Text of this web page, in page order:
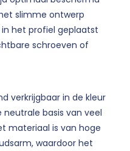
slimme ontwerp
het profiel geplaatst
schroeven of
verkrijgbaar in de kleur
basis van veel
materiaal is van hoge
waardoor het